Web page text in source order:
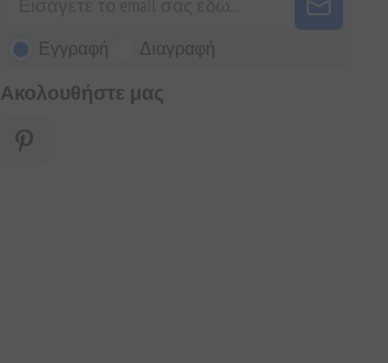
Εγγραφή Διαγραφή
Ακολουθήστε μας